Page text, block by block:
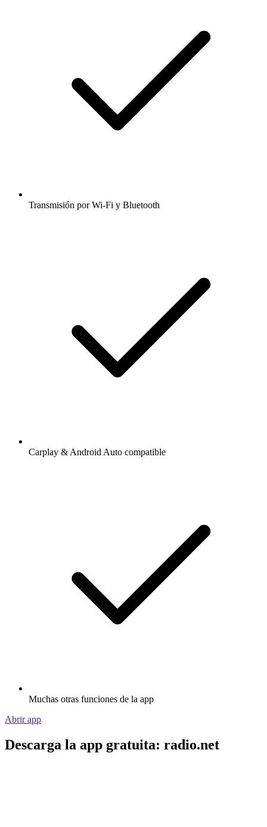
Transmisión por Wi-Fi y Bluetooth
Carplay & Android Auto compatible
Muchas otras funciones de la app
Abrir app
Descarga la app gratuita: radio.net